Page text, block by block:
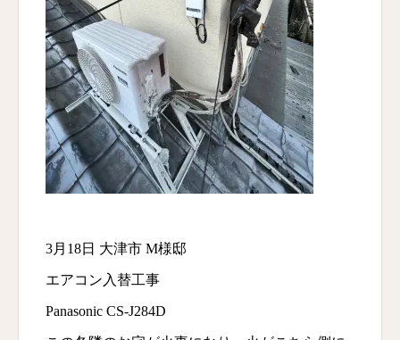
3月18日 大津市 M様邸
エアコン入替工事
Panasonic CS-J284D